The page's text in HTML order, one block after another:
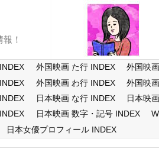
！
外国映画 た行 INDEX 外国映
外国映画 わ行 INDEX 外国映
日本映画 な行 INDEX 日本映
日本映画 数字・記号 INDEX
日本女優プロフィール INDEX